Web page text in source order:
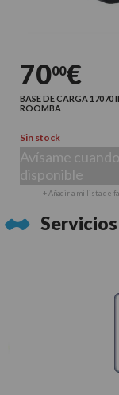
7000€
BASE DE CARGA 17070
ROOMBA
Sin stock
Avísame
disponible
+ Añadir a mi lista de